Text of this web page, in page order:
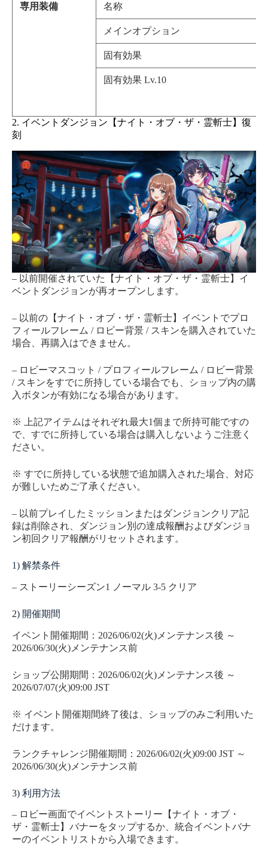
専用装備 名称
メインオプション
固有効果
固有効果 Lv.10
2. イベントダンジョン【ナイト・オブ・ザ・霊斬士】復
刻
– 以前開催されていた【ナイト・オブ・ザ・霊斬士】イ
ベントダンジョンが再オープンします。
– 以前の【ナイト・オブ・ザ・霊斬士】イベントでプロ
フィールフレーム / ロビー背景 / スキンを購入されていた
場合、再購入はできません。
– ロビーマスコット / プロフィールフレーム / ロビー背景
/ スキンをすでに所持している場合でも、ショップ内の購
入ボタンが有効になる場合があります。
※ 上記アイテムはそれぞれ最大1個まで所持可能ですの
で、すでに所持している場合は購入しないようご注意く
ださい。
※ すでに所持している状態で追加購入された場合、対応
が難しいためご了承ください。
– 以前プレイしたミッションまたはダンジョンクリア記
録は削除され、ダンジョン別の達成報酬およびダンジョ
ン初回クリア報酬がリセットされます。
1) 解禁条件
– ストーリーシーズン1 ノーマル 3-5 クリア
2) 開催期間
イベント開催期間：2026/06/02(火)メンテナンス後 ～
2026/06/30(火)メンテナンス前
ショップ公開期間：2026/06/02(火)メンテナンス後 ～
2026/07/07(火)09:00 JST
※ イベント開催期間終了後は、ショップのみご利用いた
だけます。
ランクチャレンジ開催期間：2026/06/02(火)09:00 JST ～
2026/06/30(火)メンテナンス前
3) 利用方法
– ロビー画面でイベントストーリー【ナイト・オブ・
ザ・霊斬士】バナーをタップするか、統合イベントバナ
ーのイベントリストから入場できます。